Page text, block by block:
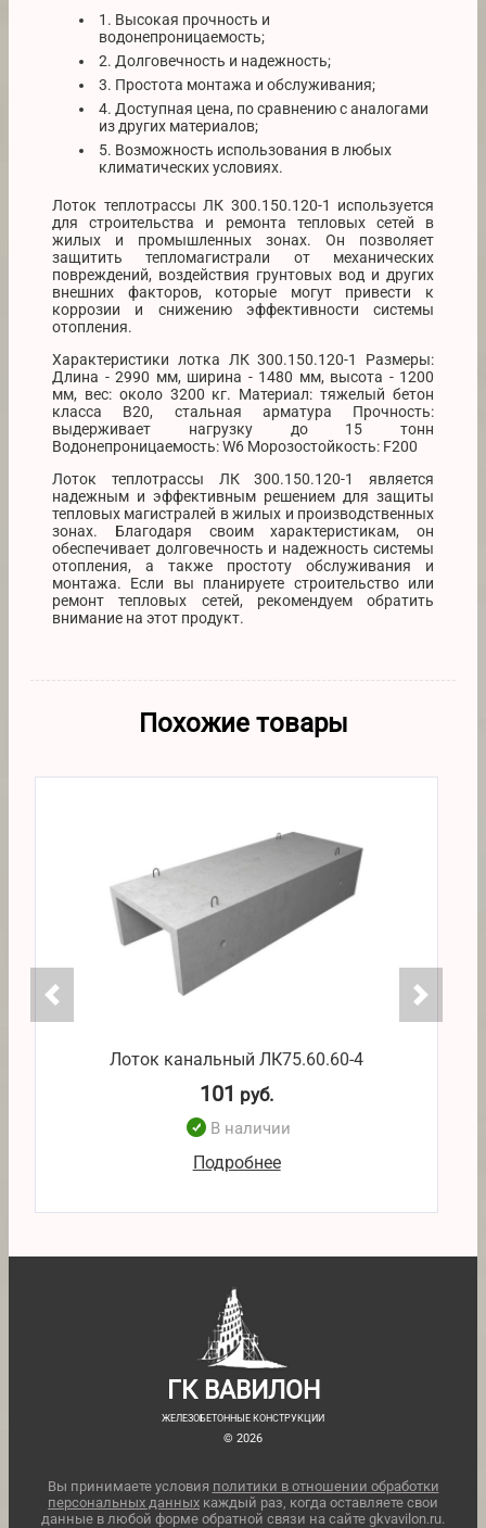
1. Высокая прочность и
водонепроницаемость;
2. Долговечность и надежность;
3. Простота монтажа и обслуживания;
4. Доступная цена, по сравнению с аналогами
из других материалов;
5. Возможность использования в любых
климатических условиях.
Лоток теплотрассы ЛК 300.150.120-1 используется
для строительства и ремонта тепловых сетей в
жилых и промышленных зонах. Он позволяет
защитить тепломагистрали от механических
повреждений, воздействия грунтовых вод и других
внешних факторов, которые могут привести к
коррозии и снижению эффективности системы
отопления.
Характеристики лотка ЛК 300.150.120-1 Размеры:
Длина - 2990 мм, ширина - 1480 мм, высота - 1200
мм, вес: около 3200 кг. Материал: тяжелый бетон
класса В20, стальная арматура Прочность:
выдерживает нагрузку до 15 тонн
Водонепроницаемость: W6 Морозостойкость: F200
Лоток теплотрассы ЛК 300.150.120-1 является
надежным и эффективным решением для защиты
тепловых магистралей в жилых и производственных
зонах. Благодаря своим характеристикам, он
обеспечивает долговечность и надежность системы
отопления, а также простоту обслуживания и
монтажа. Если вы планируете строительство или
ремонт тепловых сетей, рекомендуем обратить
внимание на этот продукт.
Похожие товары
Лоток канальный ЛК75.60.60-4
101 руб.
В наличии
Подробнее
ГК ВАВИЛОН
ЖЕЛЕЗОБЕТОННЫЕ КОНСТРУКЦИИ
© 2026
Вы принимаете условия политики в отношении обработки
персональных данных каждый раз, когда оставляете свои
данные в любой форме обратной связи на сайте gkvavilon.ru.